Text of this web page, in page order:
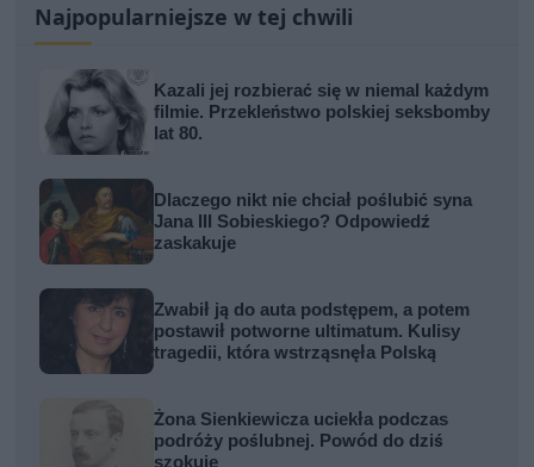
Najpopularniejsze w tej chwili
Kazali jej rozbierać się w niemal każdym
filmie. Przekleństwo polskiej seksbomby
lat 80.
Dlaczego nikt nie chciał poślubić syna
Jana III Sobieskiego? Odpowiedź
zaskakuje
Zwabił ją do auta podstępem, a potem
postawił potworne ultimatum. Kulisy
tragedii, która wstrząsnęła Polską
Żona Sienkiewicza uciekła podczas
podróży poślubnej. Powód do dziś
szokuje